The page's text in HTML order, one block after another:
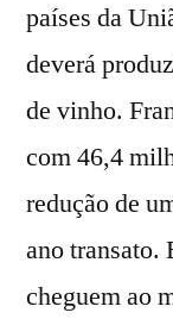
países da
deverá
de vinho.
com 46,4
redução de
ano transato.
cheguem ao